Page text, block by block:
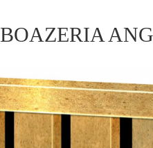
BOAZERIA